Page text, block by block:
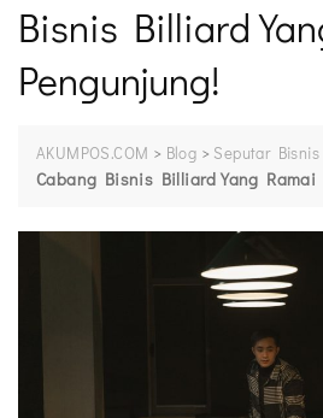
Bisnis Billiard
Pengunjung!
AKUMPOS.COM > Blog > Seputar Bisnis
Cabang Bisnis Billiard Yang Ramai